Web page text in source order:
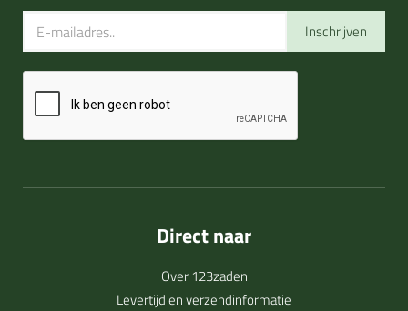
Inschrijven
Direct naar
Over 123zaden
Levertijd en verzendinformatie